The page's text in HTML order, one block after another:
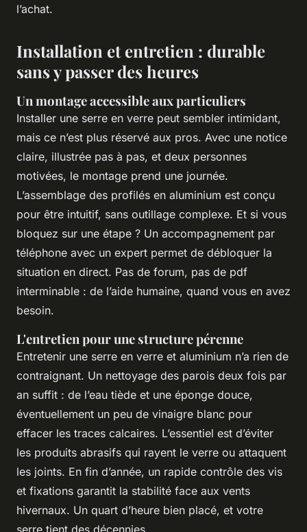
l’achat.
Installation et entretien : durable
sans y passer des heures
Un montage accessible aux particuliers
Installer une serre en verre peut sembler intimidant,
mais ce n’est plus réservé aux pros. Avec une notice
claire, illustrée pas à pas, et deux personnes
motivées, le montage prend une journée.
L’assemblage des profilés en aluminium est conçu
pour être intuitif, sans outillage complexe. Et si vous
bloquez sur une étape ? Un accompagnement par
téléphone avec un expert permet de débloquer la
situation en direct. Pas de forum, pas de pdf
interminable : de l’aide humaine, quand vous en avez
besoin.
L'entretien pour une structure pérenne
Entretenir une serre en verre et aluminium n’a rien de
contraignant. Un nettoyage des parois deux fois par
an suffit : de l’eau tiède et une éponge douce,
éventuellement un peu de vinaigre blanc pour
effacer les traces calcaires. L’essentiel est d’éviter
les produits abrasifs qui rayent le verre ou attaquent
les joints. En fin d’année, un rapide contrôle des vis
et fixations garantit la stabilité face aux vents
hivernaux. Un quart d’heure bien placé, et votre